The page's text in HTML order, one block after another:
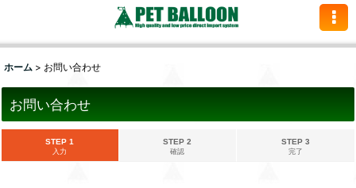
ホーム > お問い合わせ
お問い合わせ
STEP 1
入力
STEP 2
確認
STEP 3
完了